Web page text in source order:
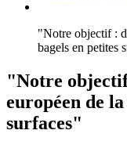
"Notre objectif :
bagels en petites
"Notre
européen de
surfaces"